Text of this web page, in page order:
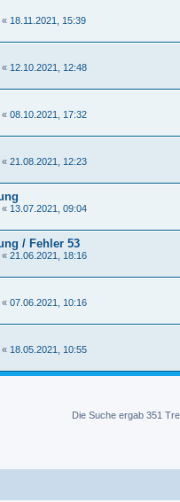
« 18.11.2021, 15:39
« 12.10.2021, 12:48
« 08.10.2021, 17:32
« 21.08.2021, 12:23
« 13.07.2021, 09:04
/ Fehler 53
« 21.06.2021, 18:16
« 07.06.2021, 10:16
« 18.05.2021, 10:55
Die Suche ergab 351